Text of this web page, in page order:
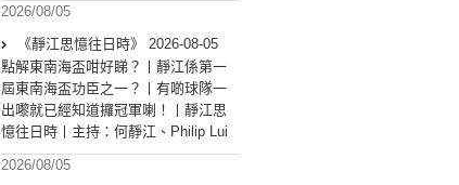
2026/08/05
《靜江思憶往日時》 2026-08-05
點解東南海盃咁好睇？丨靜江係第一
屆東南海盃功臣之一？丨有啲球隊一
出嚟就已經知道攞冠軍喇！丨靜江思
憶往日時丨主持：何靜江、Philip Lui
2026/08/05